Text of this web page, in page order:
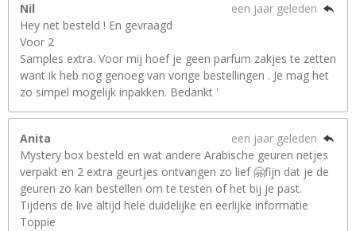
Nil
een jaar geleden
Hey net besteld ! En gevraagd
Voor 2
Samples extra. Voor mij hoef je geen parfum zakjes te zetten
want ik heb nog genoeg van vorige bestellingen . Je mag het
zo simpel mogelijk inpakken. Bedankt '
Anita
een jaar geleden
Mystery box besteld en wat andere Arabische geuren netjes
verpakt en 2 extra geurtjes ontvangen zo lief 🤗fijn dat je de
geuren zo kan bestellen om te testen of het bij je past.
Tijdens de live altijd hele duidelijke en eerlijke informatie
Toppie